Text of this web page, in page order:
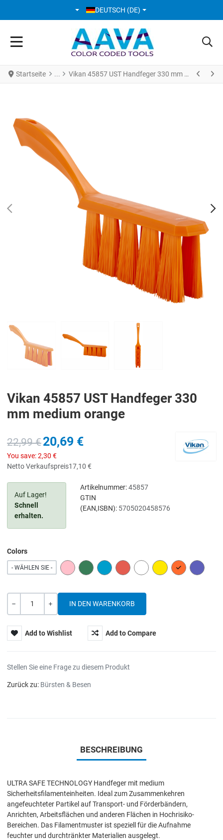
SPRACHE AUSWÄHLEN
DEUTSCH (DE)
Startseite Vikan 45857 UST Handfeger 330 mm medium orange
Vikan 45857 UST Handfeger 330
mm medium orange
22,99 €20,69 €
You save:2,30 €
Netto Verkaufspreis17,10 €
Auf Lager!
Schnell
erhalten.
Artikelnummer:45857
GTIN
(EAN,ISBN): 5705020458576
Colors
- WÄHLEN SIE - PINK GREEN BLUE RED WHITE YELLOWORANGE PURPLE
Add to Wishlist Add to Compare
Stellen Sie eine Frage zu diesem Produkt
Zurück zu: Bürsten & Besen
BESCHREIBUNG
ULTRA SAFE TECHNOLOGY Handfeger mit medium
Sicherheitsfilamenteinheiten. Ideal zum Zusammenkehren
angefeuchteter Partikel auf Transport- und Förderbändern,
Anrichten, Arbeitsflächen und anderen Flächen in Hochrisiko-
Bereichen. Das Filamentmuster ist speziell für die Aufnahme
feuchter und durchtränkter Materialien ausgelegt.